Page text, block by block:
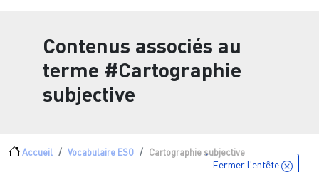
Contenus associés au
terme #Cartographie
subjective
Fil d'Ariane
Accueil Vocabulaire ESO Cartographie subjective
Fermer l'entête